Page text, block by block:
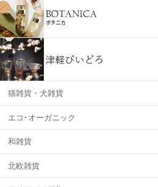
猫雑貨・犬雑貨
エコ･オーガニック
和雑貨
北欧雑貨